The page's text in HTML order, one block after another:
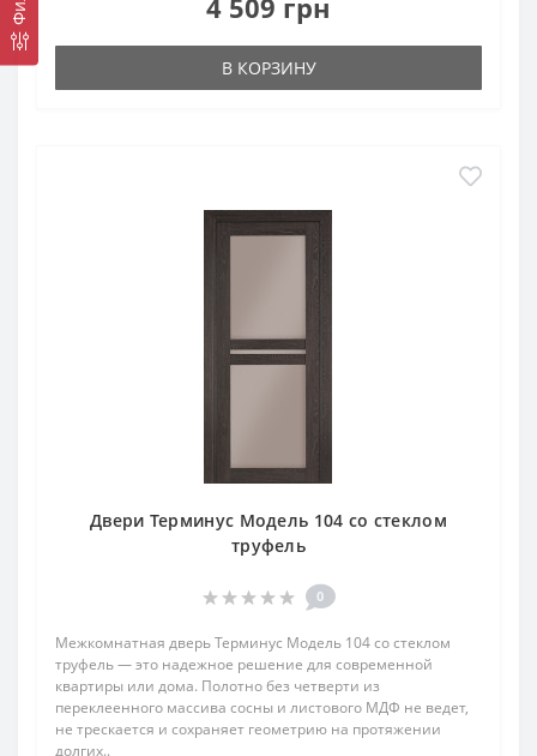
В КОРЗИНУ
Двери Терминус Модель 104 со стеклом
труфель
0
Межкомнатная дверь Терминус Модель 104 со стеклом
труфель — это надежное решение для современной
квартиры или дома. Полотно без четверти из
переклеенного массива сосны и листового МДФ не ведет,
не трескается и сохраняет геометрию на протяжении
долгих..